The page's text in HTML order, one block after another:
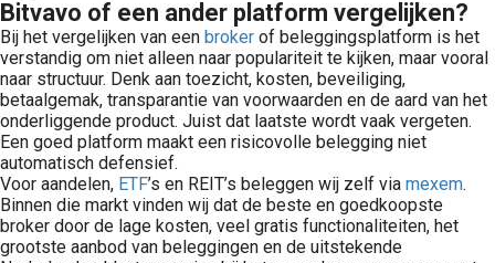
Bitvavo of een ander platform vergelijken?
Bij het vergelijken van een broker of beleggingsplatform is het
verstandig om niet alleen naar populariteit te kijken, maar vooral
naar structuur. Denk aan toezicht, kosten, beveiliging,
betaalgemak, transparantie van voorwaarden en de aard van het
onderliggende product. Juist dat laatste wordt vaak vergeten.
Een goed platform maakt een risicovolle belegging niet
automatisch defensief.
Voor aandelen, ETF’s en REIT’s beleggen wij zelf via mexem.
Binnen die markt vinden wij dat de beste en goedkoopste
broker door de lage kosten, veel gratis functionaliteiten, het
grootste aanbod van beleggingen en de uitstekende